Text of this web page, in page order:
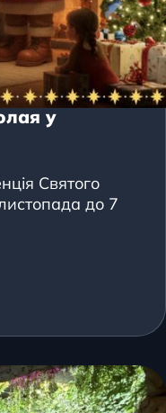
у
Святого
до 7